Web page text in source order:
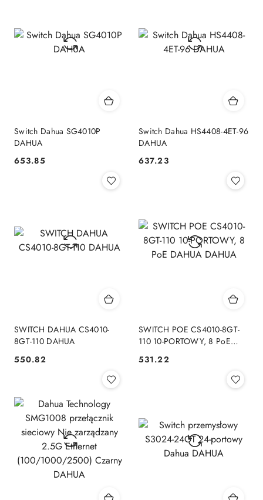
Switch Dahua SG4010P
DAHUA
Cena:
653.85
Switch Dahua HS4408-4ET-96
DAHUA
Cena:
637.23
SWITCH DAHUA CS4010-
8GT-110 DAHUA
Cena:
550.82
SWITCH POE CS4010-8GT-
110 10-PORTOWY, 8 PoE
Cena:
531.22